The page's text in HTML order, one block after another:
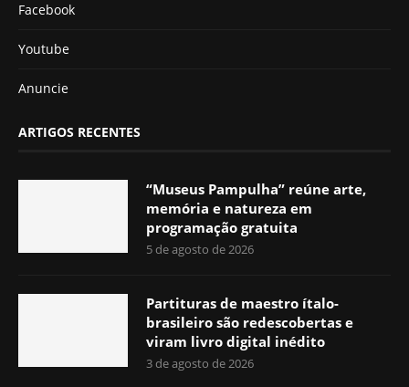
Facebook
Youtube
Anuncie
ARTIGOS RECENTES
“Museus Pampulha” reúne arte,
memória e natureza em
programação gratuita
5 de agosto de 2026
Partituras de maestro ítalo-
brasileiro são redescobertas e
viram livro digital inédito
3 de agosto de 2026